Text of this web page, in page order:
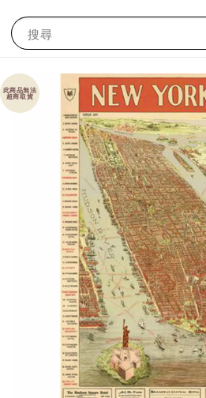
搜尋
此商品無法
超商取貨